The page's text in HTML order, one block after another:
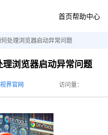
首页帮助中心
处理浏览器启动异常问题
理浏览器启动异常问题
界官网 访问量：